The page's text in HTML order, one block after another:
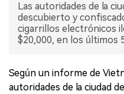
Las autoridades de la
descubierto y
cigarrillos electrónicos
$20,000, en los últimos
Según un informe de
autoridades de la ciudad